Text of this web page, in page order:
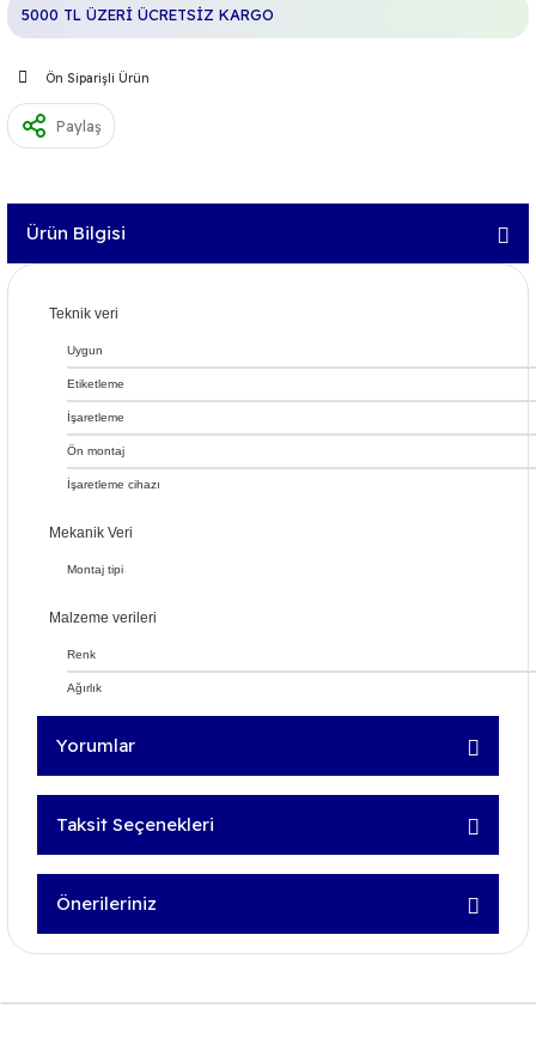
5000 TL ÜZERİ ÜCRETSİZ KARGO
Ön Siparişli Ürün
Paylaş
Ürün Bilgisi
Teknik veri
Uygun
Etiketleme
İşaretleme
Ön montaj
İşaretleme cihazı
Mekanik Veri
Montaj tipi
Malzeme verileri
Renk
Ağırlık
Yorumlar
Bu ürüne ilk yorumu siz yapın!
Taksit Seçenekleri
Önerileriniz